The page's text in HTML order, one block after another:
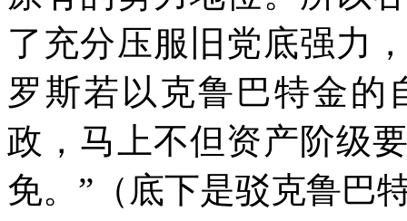
了充分压服旧党底强力
罗斯若以克鲁巴特金的
政，马上不但资产阶级
免。”（底下是驳克鲁巴